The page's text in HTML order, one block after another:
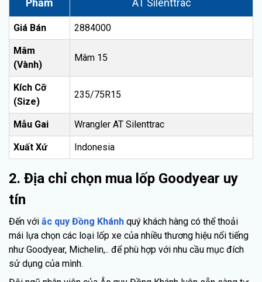
Phẩm
AT Silenttrac
Giá Bán 2884000
Mâm
(Vành)
Mâm 15
Kích Cỡ
(Size)
235/75R15
Mẫu Gai Wrangler AT Silenttrac
Xuất Xứ Indonesia
2. Địa chỉ chọn mua lốp Goodyear uy
tín
Đến với ắc quy Đồng Khánh quý khách hàng có thể thoải
mái lựa chọn các loại lốp xe của nhiều thương hiệu nổi tiếng
như Goodyear, Michelin,.. để phù hợp với nhu cầu mục đích
sử dụng của mình.